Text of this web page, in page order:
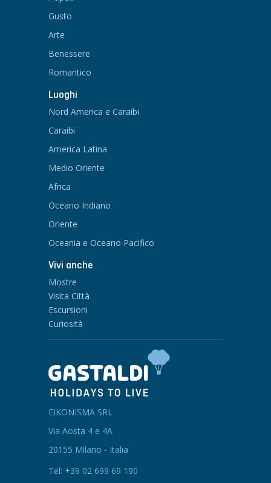
Gusto
Arte
Benessere
Romantico
Luoghi
Nord America e Caraibi
Caraibi
America Latina
Medio Oriente
Africa
Oceano Indiano
Oriente
Oceania e Oceano Pacifico
Vivi anche
Mostre
Visita Città
Escursioni
Curiosità
EIKONISMA SRL
Via Aosta 4 e 4A
20155 Milano - Italia
Tel: +39 02 699 69 190